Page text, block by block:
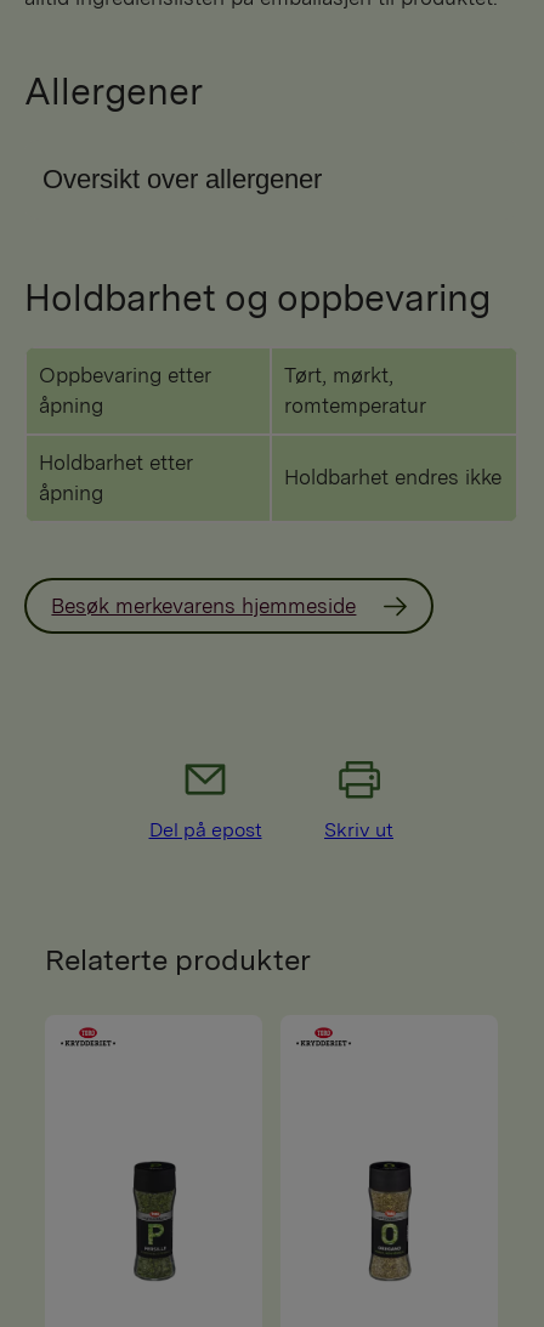
Allergener
Oversikt over allergener
Holdbarhet og oppbevaring
Oppbevaring etter
åpning
Tørt, mørkt,
romtemperatur
Holdbarhet etter
åpning
Holdbarhet endres ikke
Besøk merkevarens hjemmeside
Del på epost Skriv ut
Relaterte produkter